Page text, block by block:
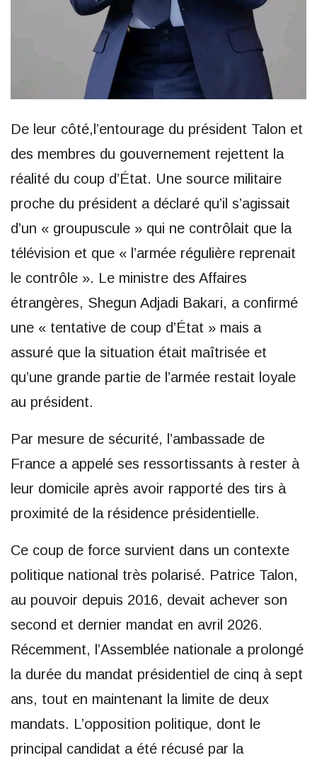
De leur côté,l’entourage du président Talon et
des membres du gouvernement rejettent la
réalité du coup d’État. Une source militaire
proche du président a déclaré qu’il s’agissait
d’un « groupuscule » qui ne contrôlait que la
télévision et que « l’armée régulière reprenait
le contrôle ». Le ministre des Affaires
étrangères, Shegun Adjadi Bakari, a confirmé
une « tentative de coup d’État » mais a
assuré que la situation était maîtrisée et
qu’une grande partie de l’armée restait loyale
au président.
Par mesure de sécurité, l’ambassade de
France a appelé ses ressortissants à rester à
leur domicile après avoir rapporté des tirs à
proximité de la résidence présidentielle.
Ce coup de force survient dans un contexte
politique national très polarisé. Patrice Talon,
au pouvoir depuis 2016, devait achever son
second et dernier mandat en avril 2026.
Récemment, l’Assemblée nationale a prolongé
la durée du mandat présidentiel de cinq à sept
ans, tout en maintenant la limite de deux
mandats. L’opposition politique, dont le
principal candidat a été récusé par la